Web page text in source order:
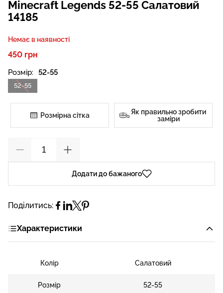
Minecraft Legends 52-55 Салатовий
14185
Немає в наявності
450 грн
Розмір: 52-55
52-55
Розмірна сітка
Як правильно зробити
заміри
Додати до бажаного
Поділитись:
Характеристики
Колір Салатовий
Розмір 52-55